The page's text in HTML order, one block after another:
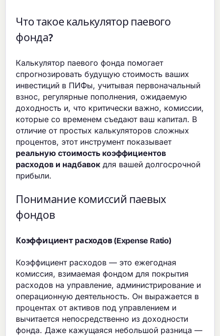
Что такое калькулятор паевого
фонда?
Калькулятор паевого фонда помогает
спрогнозировать будущую стоимость ваших
инвестиций в ПИФы, учитывая первоначальный
взнос, регулярные пополнения, ожидаемую
доходность и, что критически важно, комиссии,
которые со временем съедают ваш капитал. В
отличие от простых калькуляторов сложных
процентов, этот инструмент показывает
реальную стоимость коэффициентов
расходов и надбавок для вашей долгосрочной
прибыли.
Понимание комиссий паевых
фондов
Коэффициент расходов (Expense Ratio)
Коэффициент расходов — это ежегодная
комиссия, взимаемая фондом для покрытия
расходов на управление, администрирование и
операционную деятельность. Он выражается в
процентах от активов под управлением и
вычитается непосредственно из доходности
фонда. Даже кажущаяся небольшой разница —